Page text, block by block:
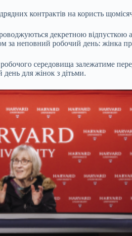
контрактів на користь
декретною
за неповний робочий день: жінка
середовища залежатиме
для жінок з дітьми.